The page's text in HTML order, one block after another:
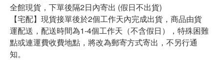
全館現貨，下單後隔2日內寄出 (假日不出貨)
【宅配】現貨接單後於2個工作天內完成出貨，商品由貨
運配送，配送時間為1-4個工作天（不含假日），特殊困難
點或連運費收費地點，將改為郵寄方式寄出，不另行通
知。